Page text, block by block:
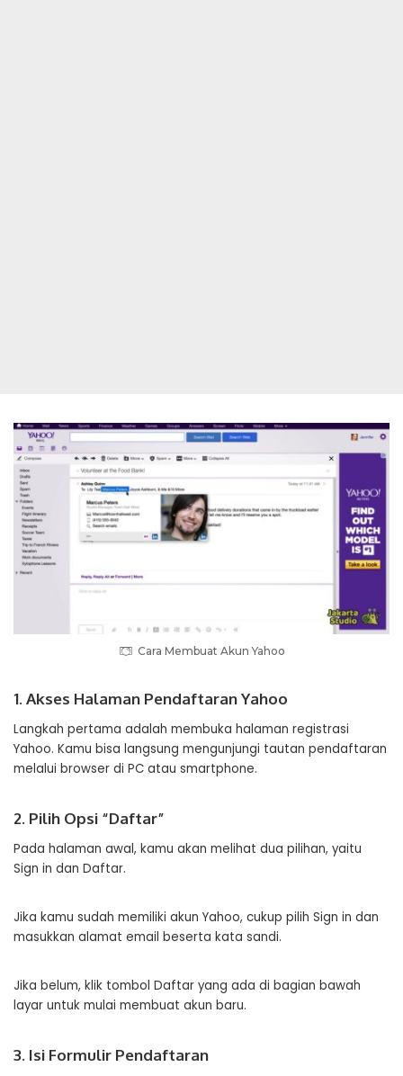
Cara Membuat Akun Yahoo
1. Akses Halaman Pendaftaran Yahoo
Langkah pertama adalah membuka halaman registrasi
Yahoo. Kamu bisa langsung mengunjungi tautan pendaftaran
melalui browser di PC atau smartphone.
2. Pilih Opsi “Daftar”
Pada halaman awal, kamu akan melihat dua pilihan, yaitu
Sign in dan Daftar.
Jika kamu sudah memiliki akun Yahoo, cukup pilih Sign in dan
masukkan alamat email beserta kata sandi.
Jika belum, klik tombol Daftar yang ada di bagian bawah
layar untuk mulai membuat akun baru.
3. Isi Formulir Pendaftaran